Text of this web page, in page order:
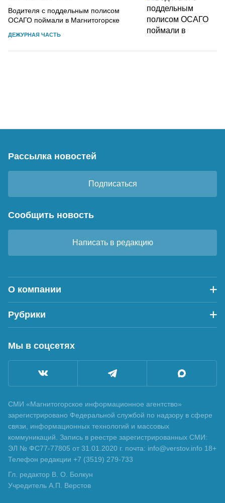
Водителя с поддельным полисом
ОСАГО поймали в Магнитогорске
ДЕЖУРНАЯ ЧАСТЬ
Рассылка новостей
Подписаться
Сообщить новость
Написать в редакцию
О компании
Рубрики
Мы в соцсетях
СМИ «Магнитогорское информационное агентство»
зарегистрировано Федеральной службой по надзору в сфере
связи, информационных технологий и массовых
коммуникаций. Запись в реестре зарегистрированных СМИ:
ЭЛ № ФС77-77805 от 31.01.2020 г. почта: info@verstov.info 18+
Телефон редакции +7 (3519) 279-733
Гл. редактор В. О. Болкун
Учредитель А.П. Верстов